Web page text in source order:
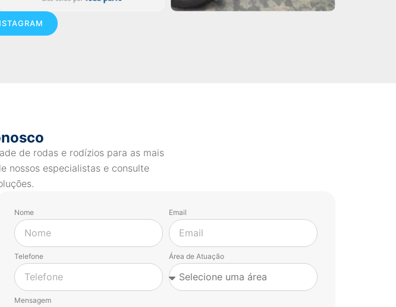
de rodas e rodízios para as mais
nossos especialistas e consulte
Nome Email
Telefone Área de Atuação
Mensagem